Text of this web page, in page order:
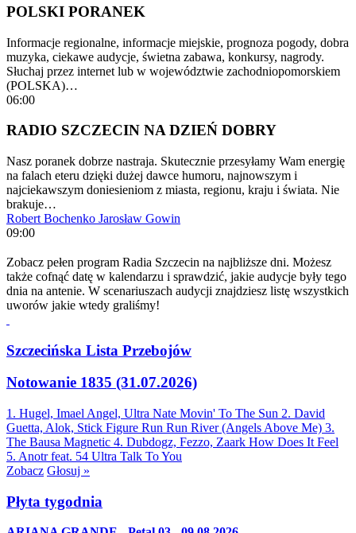
POLSKI PORANEK
Informacje regionalne, informacje miejskie, prognoza pogody, dobra
muzyka, ciekawe audycje, świetna zabawa, konkursy, nagrody.
Słuchaj przez internet lub w województwie zachodniopomorskiem
(POLSKA)…
06:00
RADIO SZCZECIN NA DZIEŃ DOBRY
Nasz poranek dobrze nastraja. Skutecznie przesyłamy Wam energię
na falach eteru dzięki dużej dawce humoru, najnowszym i
najciekawszym doniesieniom z miasta, regionu, kraju i świata. Nie
brakuje…
Robert Bochenko Jarosław Gowin
09:00
Zobacz pełen program Radia Szczecin na najbliższe dni. Możesz
także cofnąć datę w kalendarzu i sprawdzić, jakie audycje były tego
dnia na antenie. W scenariuszach audycji znajdziesz listę wszystkich
uworów jakie wtedy graliśmy!
Szczecińska Lista Przebojów
Notowanie 1835 (31.07.2026)
1. Hugel, Imael Angel, Ultra Nate Movin' To The Sun 2. David
Guetta, Alok, Stick Figure Run Run River (Angels Above Me) 3.
The Bausa Magnetic 4. Dubdogz, Fezzo, Zaark How Does It Feel
5. Anotr feat. 54 Ultra Talk To You
Zobacz Głosuj »
Płyta tygodnia